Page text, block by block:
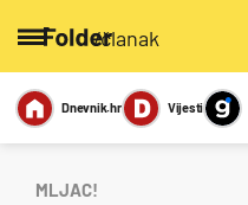
/članak
Miks
Sexy
Dnevnik.hr Vijesti
MLJAC!